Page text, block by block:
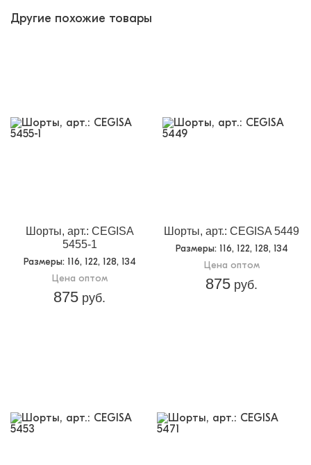
Другие похожие товары
Шорты, арт.: CEGISA
5455-1
Размеры: 116, 122, 128, 134
Цена оптом
875 руб.
Шорты, арт.: CEGISA 5449
Размеры: 116, 122, 128, 134
Цена оптом
875 руб.